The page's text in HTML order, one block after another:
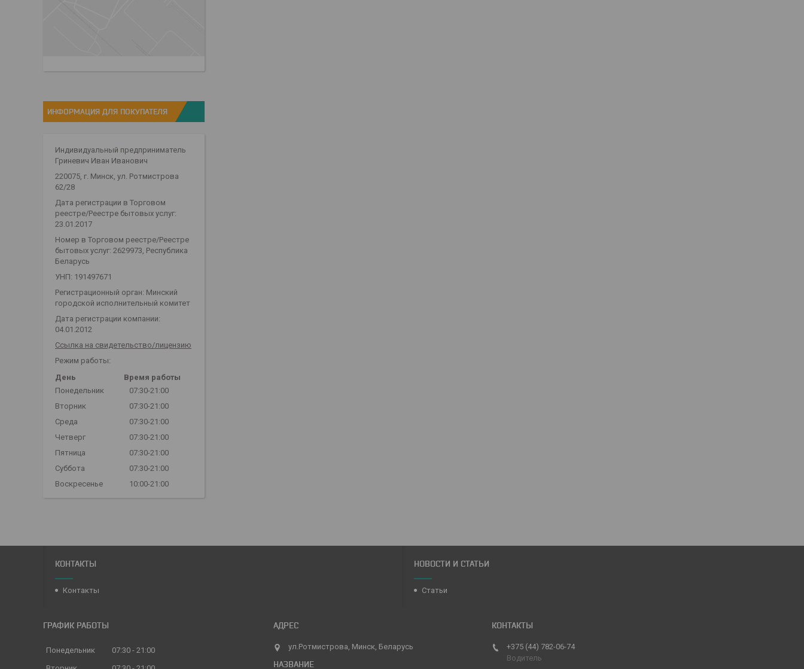
ИНФОРМАЦИЯ ДЛЯ ПОКУПАТЕЛЯ
Индивидуальный предприниматель
Гриневич Иван Иванович
220075, г. Минск, ул. Ротмистрова
62/28
Дата регистрации в Торговом
реестре/Реестре бытовых услуг:
23.01.2017
Номер в Торговом реестре/Реестре
бытовых услуг: 2629973, Республика
Беларусь
УНП: 191497671
Регистрационный орган: Минский
городской исполнительный комитет
Дата регистрации компании:
04.01.2012
Ссылка на свидетельство/лицензию
Режим работы:
День
Время работы
Понедельник
07:30-21:00
Вторник
07:30-21:00
Среда
07:30-21:00
Четверг
07:30-21:00
Пятница
07:30-21:00
Суббота
07:30-21:00
Воскресенье
10:00-21:00
КОНТАКТЫ
Контакты
НОВОСТИ И СТАТЬИ
Статьи
ГРАФИК РАБОТЫ
Понедельник 07:30
21:00
ул.Ротмистрова, Минск, Беларусь
+375 (44) 782-06-74
Водитель